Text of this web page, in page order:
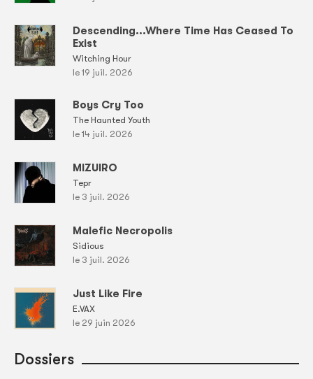
Descending...Where Time Has Ceased To
Exist
Witching Hour
le 19 juil. 2026
Boys Cry Too
The Haunted Youth
le 14 juil. 2026
MIZUIRO
Tepr
le 3 juil. 2026
Malefic Necropolis
Sidious
le 3 juil. 2026
Just Like Fire
E.VAX
le 29 juin 2026
Dossiers